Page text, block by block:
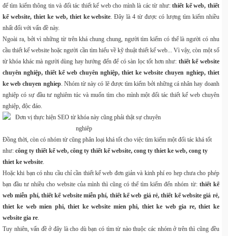
để tìm kiếm thông tin và đối tác thiết kế web cho mình là các từ như:thiết kế web, thiết
kế website, thiet ke web, thiet ke website. Đây là 4 từ được có lượng tìm kiếm nhiều
nhất đối với vấn đề này.
Ngoài ra, bởi vì những từ trên khá chung chung, người tìm kiếm có thể là người có nhu
cầu thiết kế website hoặc người cần tìm hiểu về kỹ thuật thiết kế web... Vì vậy, còn một số
từ khóa khác mà người dùng hay hướng đến để có sàn lọc tốt hơn như: thiết kế website
chuyên nghiệp, thiết kế web chuyên nghiệp, thiet ke website chuyen nghiep, thiet
ke web chuyen nghiep. Nhóm từ này có lẽ được tìm kiếm bởi những cá nhân hay doanh
nghiệp có sự đầu tư nghiêm túc và muốn tìm cho mình một đối tác thiết kế web chuyên
nghiệp, độc đáo.
Đồng thời, còn có nhóm từ cũng phân loại khá tốt cho việc tìm kiếm một đối tác khá tốt
như: công ty thiết kế web, công ty thiết kế website, cong ty thiet ke web, cong ty
thiet ke website.
Hoặc khi bạn có nhu cầu chỉ cần thiết kế web đơn giản và kinh phí eo hẹp chưa cho phép
bạn đầu tư nhiều cho website của mình thì cũng có thể tìm kiếm đến nhóm từ: thiết kế
web miễn phí, thiết kế website miễn phí, thiết kế web giá rẻ, thiết kế website giá rẻ,
thiet ke web mien phi, thiet ke website mien phi, thiet ke web gia re, thiet ke
website gia re.
Tuy nhiên, vấn đề ở đây là cho dù bạn có tìm từ nào thuộc các nhóm ở trên thì cũng đều